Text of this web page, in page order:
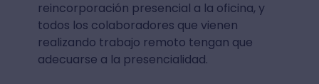
reincorporación presencial a la oficina, y
todos los colaboradores que vienen
realizando trabajo remoto tengan que
adecuarse a la presencialidad.